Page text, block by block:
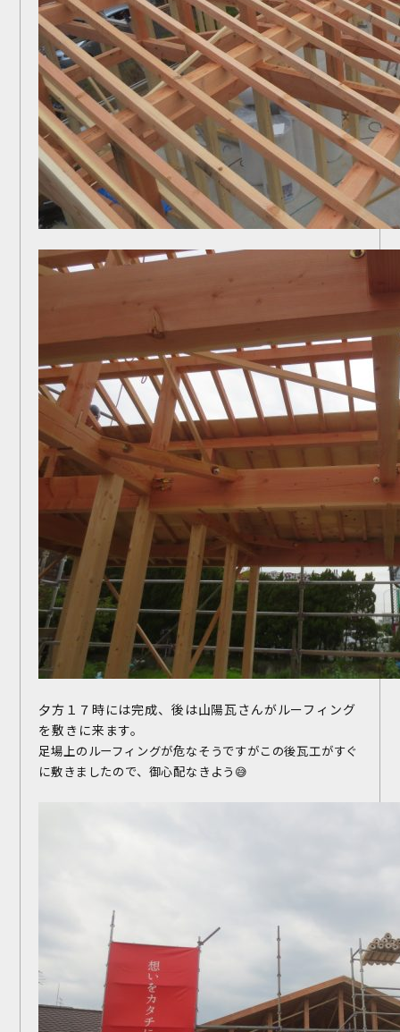
夕方１７時には完成、後は山陽瓦さんがルーフィング
を敷きに来ます。
足場上のルーフィングが危なそうですがこの後瓦工がすぐ
に敷きましたので、御心配なきよう😅